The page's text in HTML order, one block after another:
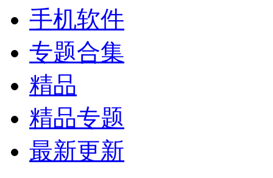
手机软件
专题合集
精品
精品专题
最新更新